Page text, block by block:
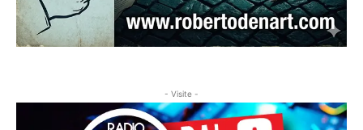
- Visite -